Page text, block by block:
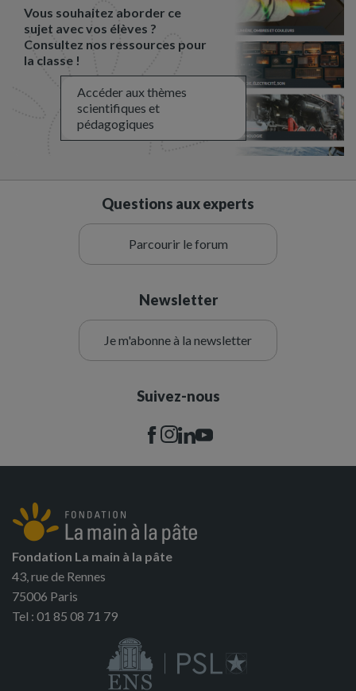
Vous souhaitez aborder ce
sujet avec vos élèves ?
Consultez nos ressources pour
la classe !
Accéder aux thèmes
scientifiques et
pédagogiques
Questions aux experts
Parcourir le forum
Newsletter
Je m'abonne à la newsletter
Suivez-nous
Fondation La main à la pâte
43, rue de Rennes
75006 Paris
Tel : 01 85 08 71 79